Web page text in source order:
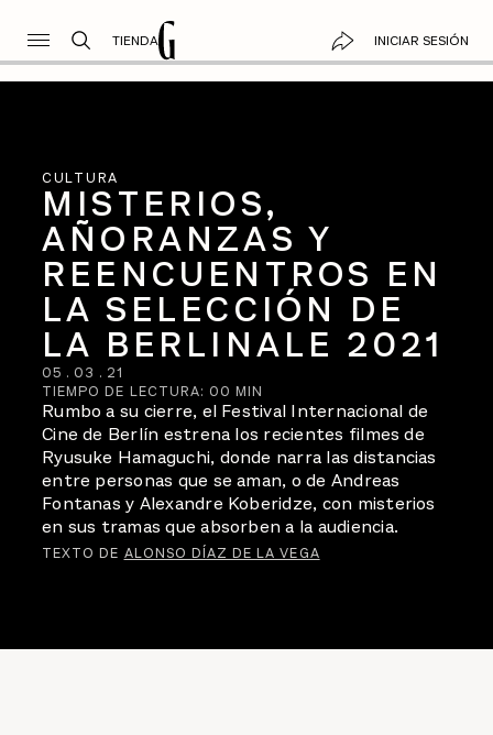
TIENDA INICIAR SESIÓN
CULTURA
MISTERIOS,
AÑORANZAS Y
REENCUENTROS EN
LA SELECCIÓN DE
LA BERLINALE 2021
05 . 03 . 21
TIEMPO DE LECTURA: 00 MIN
Rumbo a su cierre, el Festival Internacional de
Cine de Berlín estrena los recientes filmes de
Ryusuke Hamaguchi, donde narra las distancias
entre personas que se aman, o de Andreas
Fontanas y Alexandre Koberidze, con misterios
en sus tramas que absorben a la audiencia.
TEXTO DE ALONSO DÍAZ DE LA VEGA